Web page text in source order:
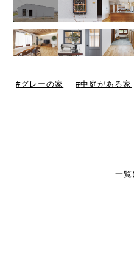
グレーの家 中庭がある家
一覧